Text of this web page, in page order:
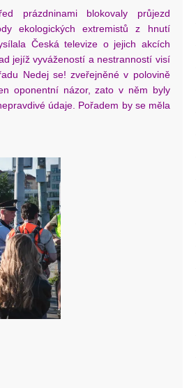
prázdninami blokovaly průjezd
ekologických extremistů z hnutí
Česká televize o jejich akcích
jejíž vyvážeností a nestranností visí
Nedej se! zveřejněné v polovině
oponentní názor, zato v něm byly
údaje. Pořadem by se měla